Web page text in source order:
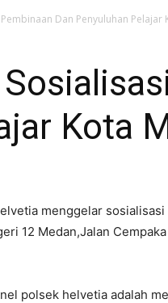
Dan Penyuluhan Pelajar
Kota
menggelar
12 Medan,Jalan
polsek helvetia adalah